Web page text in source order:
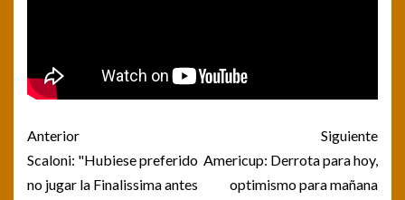
Post
navigation
Anterior
Scaloni: "Hubiese preferido
no jugar la Finalissima antes
Siguiente
Americup: Derrota para hoy,
optimismo para mañana